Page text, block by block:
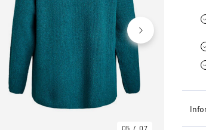
05 07